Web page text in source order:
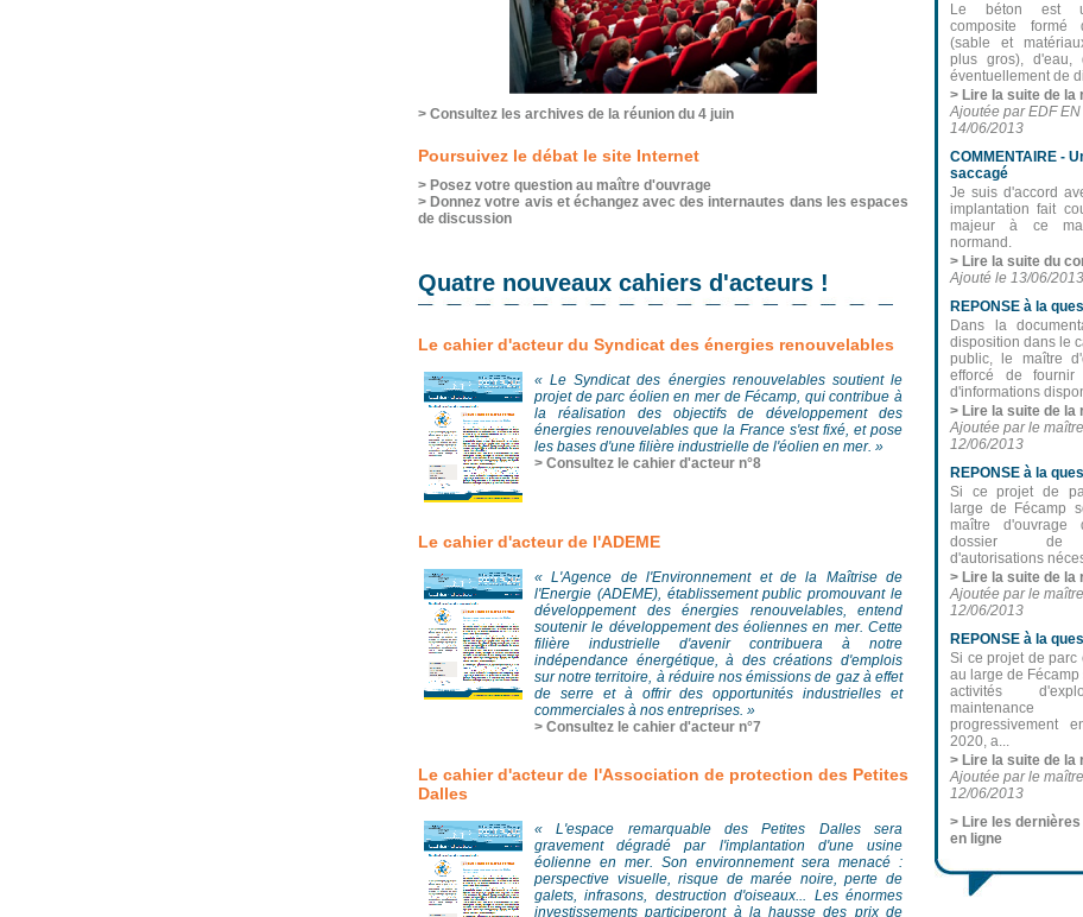
> Consultez les archives de la réunion du 4 juin
Poursuivez le débat le site Internet
> Posez votre question au maître d'ouvrage
> Donnez votre avis et échangez avec des internautes dans les espaces
de discussion
Quatre nouveaux cahiers d'acteurs !
Le cahier d'acteur du Syndicat des énergies renouvelables
« Le Syndicat des énergies renouvelables soutient le
projet de parc éolien en mer de Fécamp, qui contribue à
la réalisation des objectifs de développement des
énergies renouvelables que la France s'est fixé, et pose
les bases d'une filière industrielle de l'éolien en mer. »
> Consultez le cahier d'acteur n°8
Le cahier d'acteur de l'ADEME
« L'Agence de l'Environnement et de la Maîtrise de
l'Energie (ADEME), établissement public promouvant le
développement des énergies renouvelables, entend
soutenir le développement des éoliennes en mer. Cette
filière industrielle d'avenir contribuera à notre
indépendance énergétique, à des créations d'emplois
sur notre territoire, à réduire nos émissions de gaz à effet
de serre et à offrir des opportunités industrielles et
commerciales à nos entreprises. »
> Consultez le cahier d'acteur n°7
Le cahier d'acteur de l'Association de protection des Petites
Dalles
« L'espace remarquable des Petites Dalles sera
gravement dégradé par l'implantation d'une usine
éolienne en mer. Son environnement sera menacé :
perspective visuelle, risque de marée noire, perte de
galets, infrasons, destruction d'oiseaux... Les énormes
investissements participeront à la hausse des prix de
Le béton est
composite formé
(sable et
plus gros), d'eau,
éventuellement de
> Lire la suite de la
Ajoutée par EDF
14/06/2013
COMMENTAIRE -
saccagé
Je suis d'accord
implantation fait
majeur à ce
normand.
> Lire la suite du
Ajouté le 13/06/2013
REPONSE à la
Dans la
disposition dans le
public, le maître
efforcé de fournir
d'informations
> Lire la suite de la
Ajoutée par le
12/06/2013
REPONSE à la
Si ce projet de
large de Fécamp
maître d'ouvrage
dossier de
d'autorisations
> Lire la suite de la
Ajoutée par le
12/06/2013
REPONSE à la
Si ce projet de parc
au large de
activités
maintenance
progressivement
2020, a...
> Lire la suite de la
Ajoutée par le
12/06/2013
> Lire les
en ligne